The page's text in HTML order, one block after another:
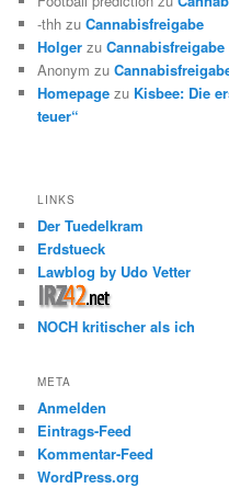
-thh zuCannabisfreigabe
Holger zuCannabisfreigabe
Anonym zu
Homepage zu Kisbee: Die
teuer“
LINKS
Der Tuedelkram
Erdstueck
Lawblog by Udo Vetter
NOCH kritischer als ich
META
Anmelden
Eintrags-Feed
Kommentar-Feed
WordPress.org